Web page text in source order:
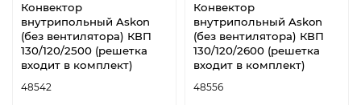
Конвектор
внутрипольный Askon
(без вентилятора) КВП
130/120/2500 (решетка
входит в комплект)
48542
Конвектор
внутрипольный Askon
(без вентилятора) КВП
130/120/2600 (решетка
входит в комплект)
48556